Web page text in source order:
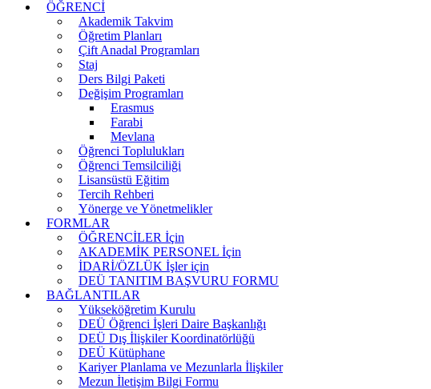
ÖĞRENCİ
Akademik Takvim
Öğretim Planları
Çift Anadal Programları
Staj
Ders Bilgi Paketi
Değişim Programları
Erasmus
Farabi
Mevlana
Öğrenci Toplulukları
Öğrenci Temsilciliği
Lisansüstü Eğitim
Tercih Rehberi
Yönerge ve Yönetmelikler
FORMLAR
ÖĞRENCİLER İçin
AKADEMİK PERSONEL İçin
İDARİ/ÖZLÜK İşler için
DEÜ TANITIM BAŞVURU FORMU
BAĞLANTILAR
Yükseköğretim Kurulu
DEÜ Öğrenci İşleri Daire Başkanlığı
DEÜ Dış İlişkiler Koordinatörlüğü
DEÜ Kütüphane
Kariyer Planlama ve Mezunlarla İlişkiler
Mezun İletişim Bilgi Formu